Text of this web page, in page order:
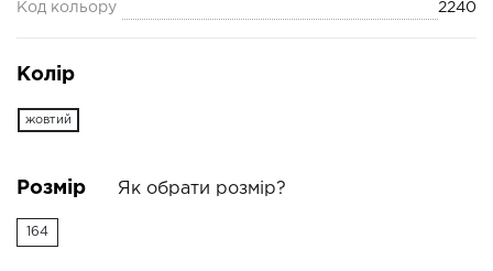
Код кольору 2240
Колір
жовтий
Розмір Як обрати розмір?
164